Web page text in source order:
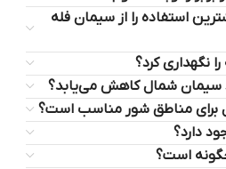
استفاده را از سیمان فله